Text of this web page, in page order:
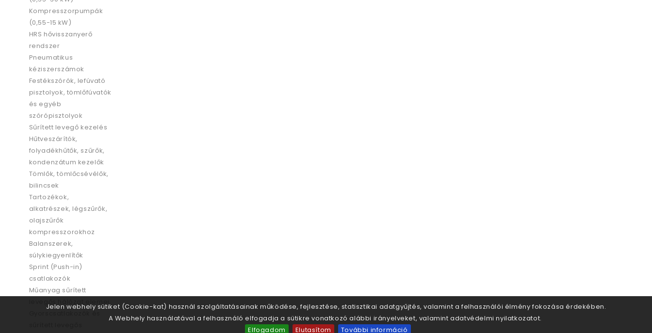
Kompresszorpumpák
(0,55-15 kW)
HRS hővisszanyerő
rendszer
Pneumatikus
kéziszerszámok
Festékszórók, lefúvató
pisztolyok, tömlőfúvatók
és egyéb
szórópisztolyok
Sűrített levegő kezelés
Hűtveszárítók,
folyadékhűtők, szűrők,
kondenzátum kezelők
Tömlők, tömlőcsévélők,
bilincsek
Tartozékok,
alkatrészek, légszűrők,
olajszűrők
kompresszorokhoz
Balanszerek,
súlykiegyenlítők
Sprint (Push-in)
csatlakozók
Műanyag sűrített
Jelen webhely sütiket (Cookie-kat) használ szolgáltatásainak működése, fejlesztése, statisztikai adatgyűjtés, valamint a felhasználói élmény fokozása érdekében.
A Webhely használatával a felhasználó elfogadja a sütikre vonatkozó alábbi irányelveket, valamint adatvédelmi nyilatkozatot.
Elfogadom
Elutasítom További információ